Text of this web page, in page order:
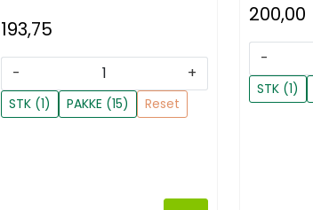
193,75
- +
STK (1) PAKKE (15) Reset
200,00
-
STK (1)